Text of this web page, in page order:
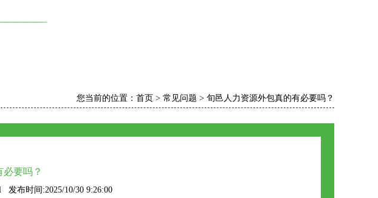
您当前的位置： 首页 > 常见问题 > 旬邑人力资源外包真的有必要吗？
要吗？
发布时间:2025/10/30 9:26:00